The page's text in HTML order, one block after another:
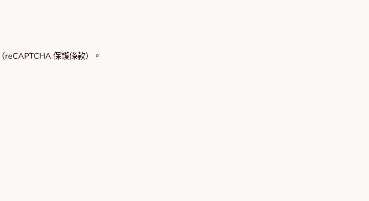
（reCAPTCHA 保護條款）。